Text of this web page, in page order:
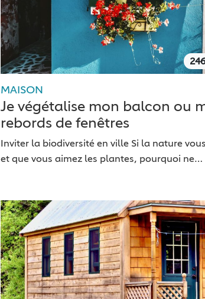
MAISON
Je végétalise mon balcon ou
rebords de fenêtres
Inviter la biodiversité en ville Si la nature
et que vous aimez les plantes, pourquoi ne…